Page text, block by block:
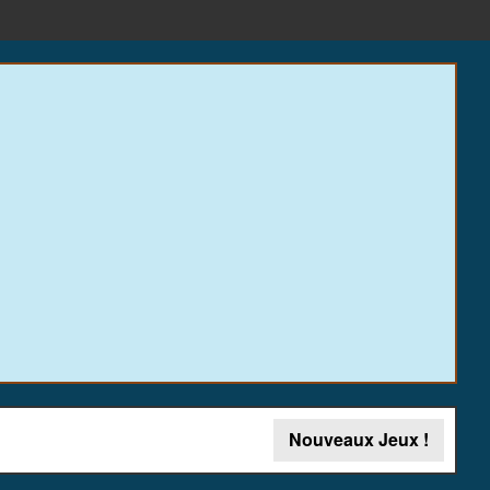
Nouveaux Jeux !